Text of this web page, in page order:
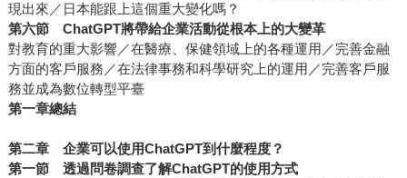
現出來／日本能跟上這個重大變化嗎？
第六節 ChatGPT將帶給企業活動從根本上的大變革
對教育的重大影響／在醫療、保健領域上的各種運用／完善金融
方面的客戶服務／在法律事務和科學研究上的運用／完善客戶服
務並成為數位轉型平臺
第一章總結
第二章 企業可以使用ChatGPT到什麼程度？
第一節 透過問卷調查了解ChatGPT的使用方式